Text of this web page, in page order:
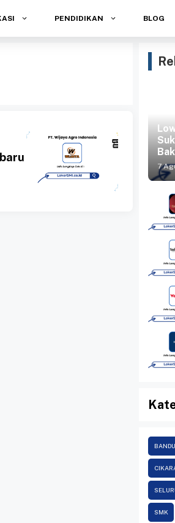
PENDIDIKAN BLOG
7
SMK